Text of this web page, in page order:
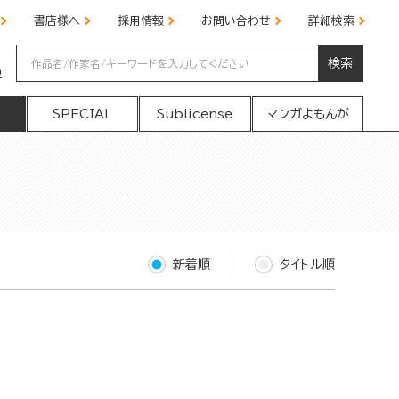
書店様へ 採用情報 お問い合わせ 詳細検索
検索
SPECIAL Sublicense マンガよもんが
新着順 タイトル順